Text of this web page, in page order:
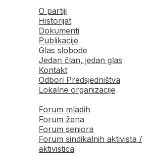
O partiji
Historijat
Dokumenti
Publikacije
Glas slobode
Jedan član, jedan glas
Kontakt
Odbori Predsjedništva
Lokalne organizacije
Forum mladih
Forum žena
Forum seniora
Forum sindikalnih aktivista /
aktivistica